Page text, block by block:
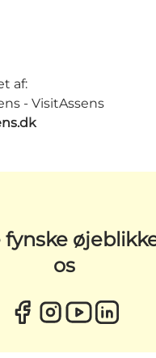
af:
- VisitAssens
fynske
os